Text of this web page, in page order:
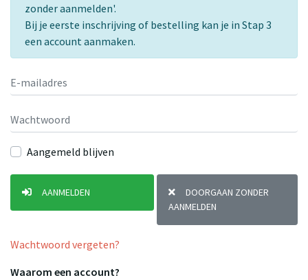
zonder aanmelden'.
Bij je eerste inschrijving of bestelling kan je in Stap 3
een account aanmaken.
Aangemeld blijven
AANMELDEN
DOORGAAN ZONDER
AANMELDEN
Wachtwoord vergeten?
Waarom een account?